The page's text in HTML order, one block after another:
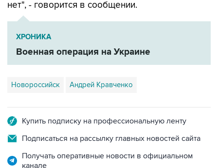
ХРОНИКА
Военная операция на Украине
Новороссийск Андрей Кравченко
Подписаться на рассылку главных новостей сайта
Получать оперативные новости в официальном